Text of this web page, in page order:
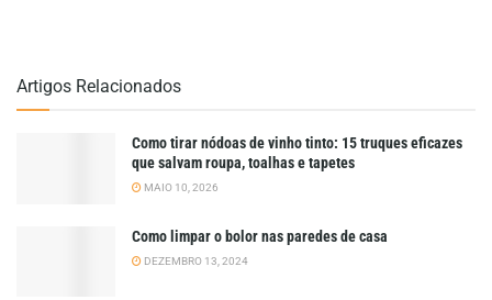
Artigos Relacionados
Como tirar nódoas de vinho tinto: 15 truques eficazes
que salvam roupa, toalhas e tapetes
MAIO 10, 2026
Como limpar o bolor nas paredes de casa
DEZEMBRO 13, 2024